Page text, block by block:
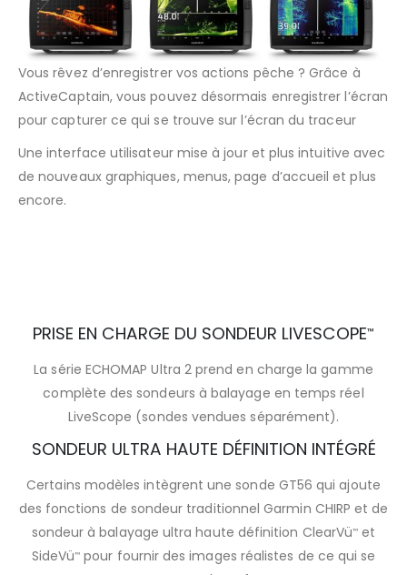
Vous rêvez d’enregistrer vos actions pêche ? Grâce à
ActiveCaptain, vous pouvez désormais enregistrer l’écran
pour capturer ce qui se trouve sur l’écran du traceur
Une interface utilisateur mise à jour et plus intuitive avec
de nouveaux graphiques, menus, page d’accueil et plus
encore.
PRISE EN CHARGE DU SONDEUR LIVESCOPE™
La série ECHOMAP Ultra 2 prend en charge la gamme
complète des sondeurs à balayage en temps réel
LiveScope (sondes vendues séparément).
SONDEUR ULTRA HAUTE DÉFINITION INTÉGRÉ
Certains modèles intègrent une sonde GT56 qui ajoute
des fonctions de sondeur traditionnel Garmin CHIRP et de
sondeur à balayage ultra haute définition ClearVü™ et
SideVü™ pour fournir des images réalistes de ce qui se